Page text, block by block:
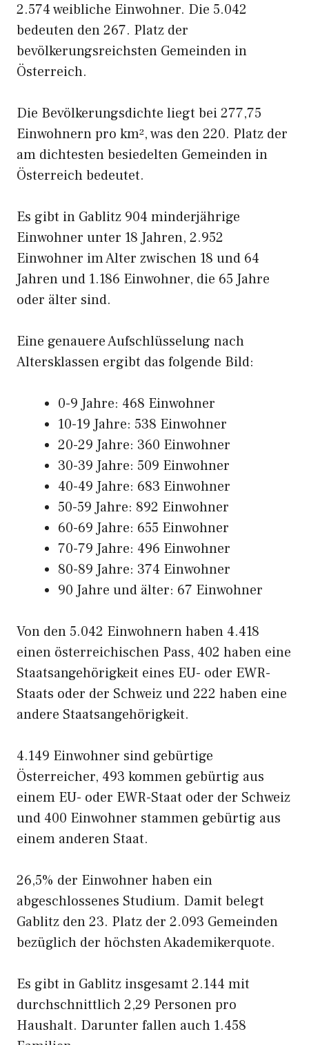
2.574 weibliche Einwohner. Die 5.042
bedeuten den 267. Platz der
bevölkerungsreichsten Gemeinden in
Österreich.
Die Bevölkerungsdichte liegt bei 277,75
Einwohnern pro km², was den 220. Platz der
am dichtesten besiedelten Gemeinden in
Österreich bedeutet.
Es gibt in Gablitz 904 minderjährige
Einwohner unter 18 Jahren, 2.952
Einwohner im Alter zwischen 18 und 64
Jahren und 1.186 Einwohner, die 65 Jahre
oder älter sind.
Eine genauere Aufschlüsselung nach
Altersklassen ergibt das folgende Bild:
0-9 Jahre: 468 Einwohner
10-19 Jahre: 538 Einwohner
20-29 Jahre: 360 Einwohner
30-39 Jahre: 509 Einwohner
40-49 Jahre: 683 Einwohner
50-59 Jahre: 892 Einwohner
60-69 Jahre: 655 Einwohner
70-79 Jahre: 496 Einwohner
80-89 Jahre: 374 Einwohner
90 Jahre und älter: 67 Einwohner
Von den 5.042 Einwohnern haben 4.418
einen österreichischen Pass, 402 haben eine
Staatsangehörigkeit eines EU- oder EWR-
Staats oder der Schweiz und 222 haben eine
andere Staatsangehörigkeit.
4.149 Einwohner sind gebürtige
Österreicher, 493 kommen gebürtig aus
einem EU- oder EWR-Staat oder der Schweiz
und 400 Einwohner stammen gebürtig aus
einem anderen Staat.
26,5% der Einwohner haben ein
abgeschlossenes Studium. Damit belegt
Gablitz den 23. Platz der 2.093 Gemeinden
bezüglich der höchsten Akademikerquote.
Es gibt in Gablitz insgesamt 2.144 mit
durchschnittlich 2,29 Personen pro
Haushalt. Darunter fallen auch 1.458